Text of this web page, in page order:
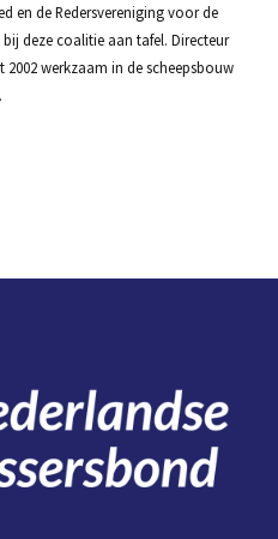
en de Redersvereniging voor de
deze coalitie aan tafel. Directeur
2002 werkzaam in de scheepsbouw